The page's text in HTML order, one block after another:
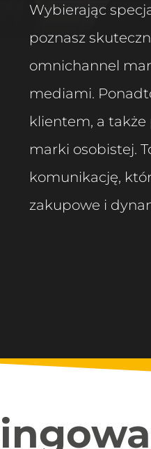
Wybierając
poznasz
omnichannel
mediami.
klientem, a
marki osobistej.
komunikację,
zakupowe i